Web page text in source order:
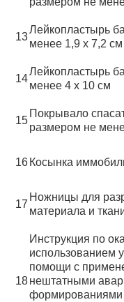
13
Лейкопластырь
менее 1,9 х 7,2 см
14
Лейкопластырь
менее 4 х 10 см
15
Покрывало
размером не
16 Косынка
17
Ножницы для
материала и
18
Инструкция по
использованием
помощи с
нештатными